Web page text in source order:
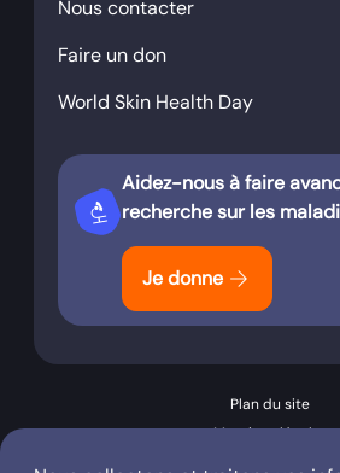
Nous contacter
Faire un don
World Skin Health Day
biotech
Aidez-nous à faire
recherche sur les
Je donne arrow_forward
Plan du site
Mentions légales